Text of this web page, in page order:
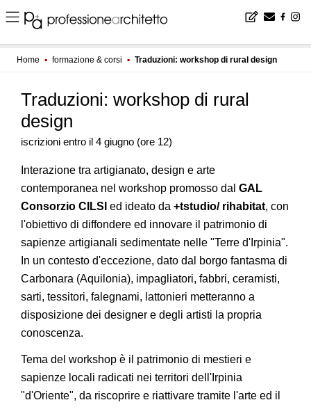
Home ▪ formazione & corsi ▪ Traduzioni: workshop di rural design
Traduzioni: workshop di rural
design
iscrizioni entro il 4 giugno (ore 12)
Interazione tra artigianato, design e arte
contemporanea nel workshop promosso dal GAL
Consorzio CILSI ed ideato da +tstudio/ rihabitat, con
l'obiettivo di diffondere ed innovare il patrimonio di
sapienze artigianali sedimentate nelle "Terre d'Irpinia".
In un contesto d'eccezione, dato dal borgo fantasma di
Carbonara (Aquilonia), impagliatori, fabbri, ceramisti,
sarti, tessitori, falegnami, lattonieri metteranno a
disposizione dei designer e degli artisti la propria
conoscenza.
Tema del workshop è il patrimonio di mestieri e
sapienze locali radicati nei territori dell'Irpinia
"d'Oriente", da riscoprire e riattivare tramite l'arte ed il